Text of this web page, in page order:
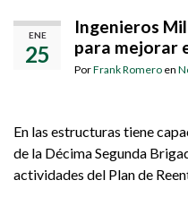
ENE
25
Ingenieros
para mejorar
PorFrank Romero en
En las estructuras tiene
de la Décima Segunda
actividades del Plan de